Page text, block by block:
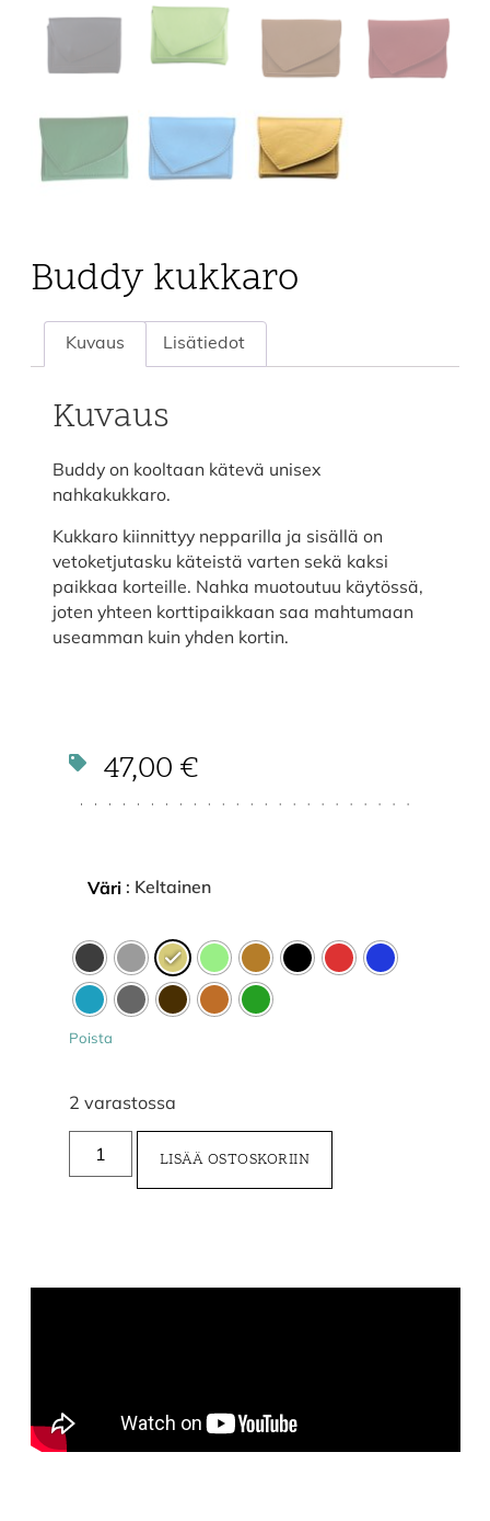
Buddy kukkaro
Kuvaus Lisätiedot
Kuvaus
Buddy on kooltaan kätevä unisex
nahkakukkaro.
Kukkaro kiinnittyy nepparilla ja sisällä on
vetoketjutasku käteistä varten sekä kaksi
paikkaa korteille. Nahka muotoutuu käytössä,
joten yhteen korttipaikkaan saa mahtumaan
useamman kuin yhden kortin.
47,00 €
Väri : Keltainen
Poista
2 varastossa
LISÄÄ OSTOSKORIIN